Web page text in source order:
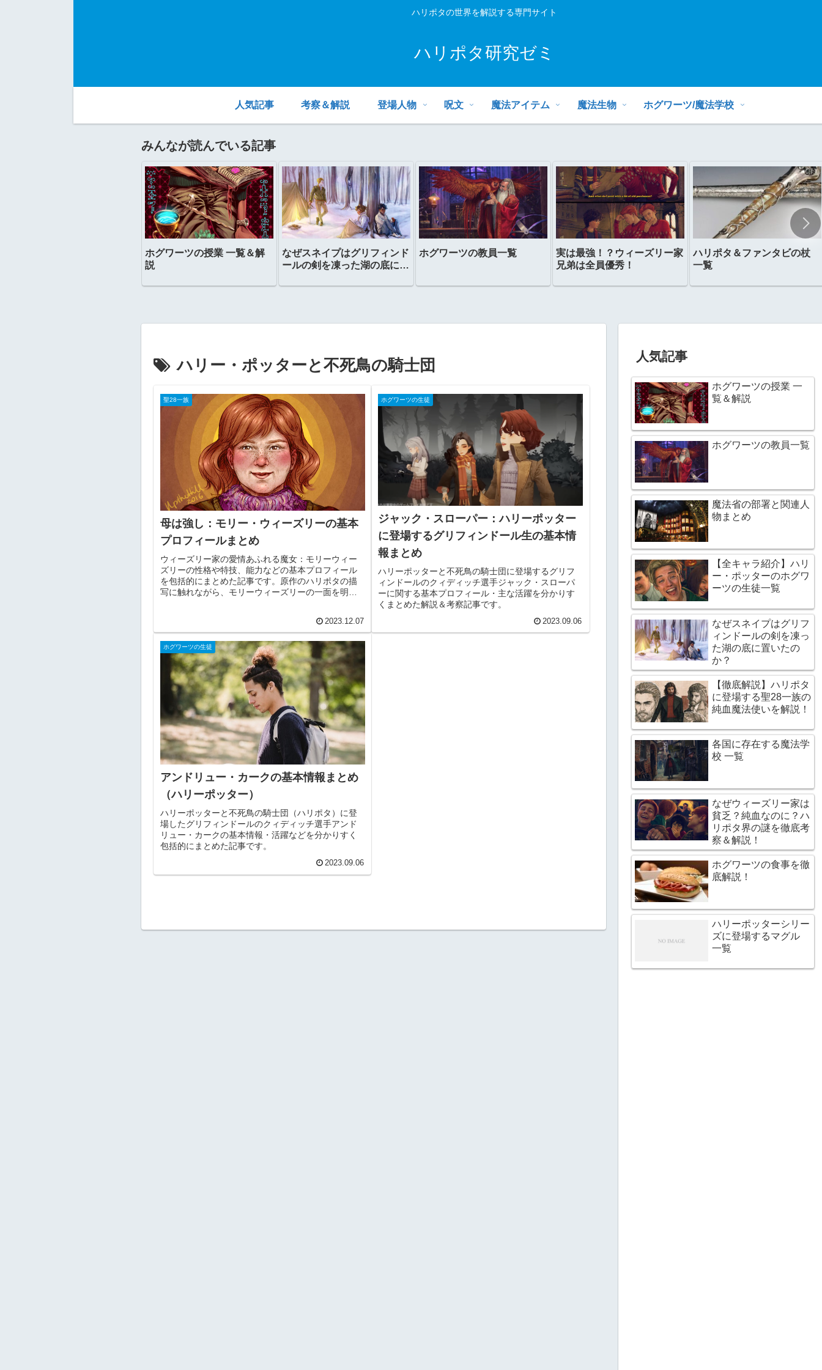
ハリポタの世界を解説する専門サイト
ハリポタ研究ゼミ
人気記事 考察＆解説 登場人物 呪文 魔法アイテム 魔法生物 ホグワーツ/魔法学校
みんなが読んでいる記事
ホグワーツの授業 一覧＆解
説
なぜスネイプはグリフィンド
ールの剣を凍った湖の底に置
ホグワーツの教員一覧
実は最強！？ウィーズリー家
兄弟は全員優秀！
ハリポタ＆ファンタビの杖
一覧
ハリー・ポッターと不死鳥の騎士団
聖28一族
母は強し：モリー・ウィーズリーの基本
プロフィールまとめ
ウィーズリー家の愛情あふれる魔女：モリーウィー
ズリーの性格や特技、能力などの基本プロフィール
を包括的にまとめた記事です。原作のハリポタの描
写に触れながら、モリーウィーズリーの一面を明ら
2023.12.07
ホグワーツの生徒
ジャック・スローパー：ハリーポッター
に登場するグリフィンドール生の基本情
報まとめ
ハリーポッターと不死鳥の騎士団に登場するグリフ
ィンドールのクィディッチ選手ジャック・スローパ
ーに関する基本プロフィール・主な活躍を分かりす
くまとめた解説＆考察記事です。
2023.09.06
ホグワーツの生徒
アンドリュー・カークの基本情報まとめ
（ハリーポッター）
ハリーポッターと不死鳥の騎士団（ハリポタ）に登
場したグリフィンドールのクィディッチ選手アンド
リュー・カークの基本情報・活躍などを分かりすく
包括的にまとめた記事です。
2023.09.06
人気記事
ホグワーツの授業 一
覧＆解説
ホグワーツの教員一覧
魔法省の部署と関連人
物まとめ
【全キャラ紹介】ハリ
ー・ポッターのホグワ
ーツの生徒一覧
なぜスネイプはグリフ
ィンドールの剣を凍っ
た湖の底に置いたの
か？
【徹底解説】ハリポタ
に登場する聖28一族の
純血魔法使いを解説！
各国に存在する魔法学
校 一覧
なぜウィーズリー家は
貧乏？純血なのに？ハ
リポタ界の謎を徹底考
察＆解説！
ホグワーツの食事を徹
底解説！
ハリーポッターシリー
ズに登場するマグル
一覧